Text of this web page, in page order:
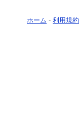
ホーム - 利用規約